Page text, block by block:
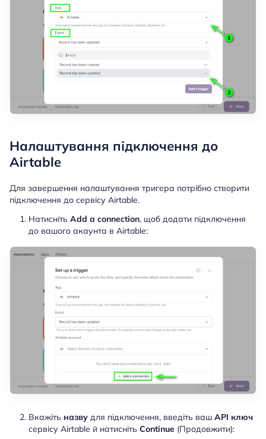
Налаштування підключення до
Airtable
Для завершення налаштування тригера потрібно створити
підключення до сервісу Airtable.
Натисніть Add a connection, щоб додати підключення
до вашого акаунта в Airtable:
Вкажіть назву для підключення, введіть ваш API ключ
сервісу Airtable й натисніть Continue (Продовжити):